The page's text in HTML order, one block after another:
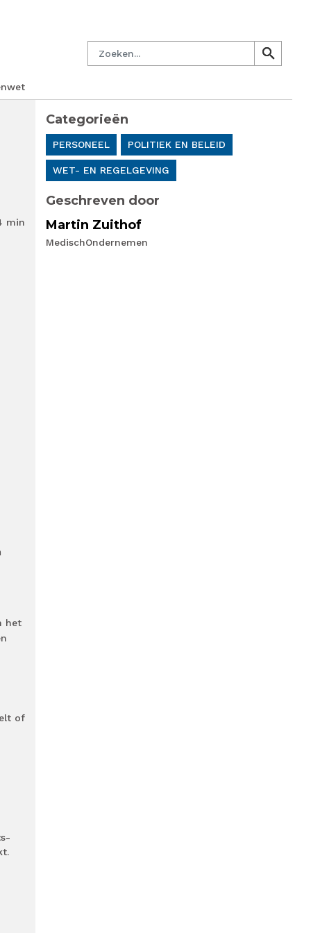
Zoeken
search
search
min
het
of
Categorieën
PERSONEEL POLITIEK EN BELEID
WET- EN REGELGEVING
Geschreven door
Martin Zuithof
MedischOndernemen